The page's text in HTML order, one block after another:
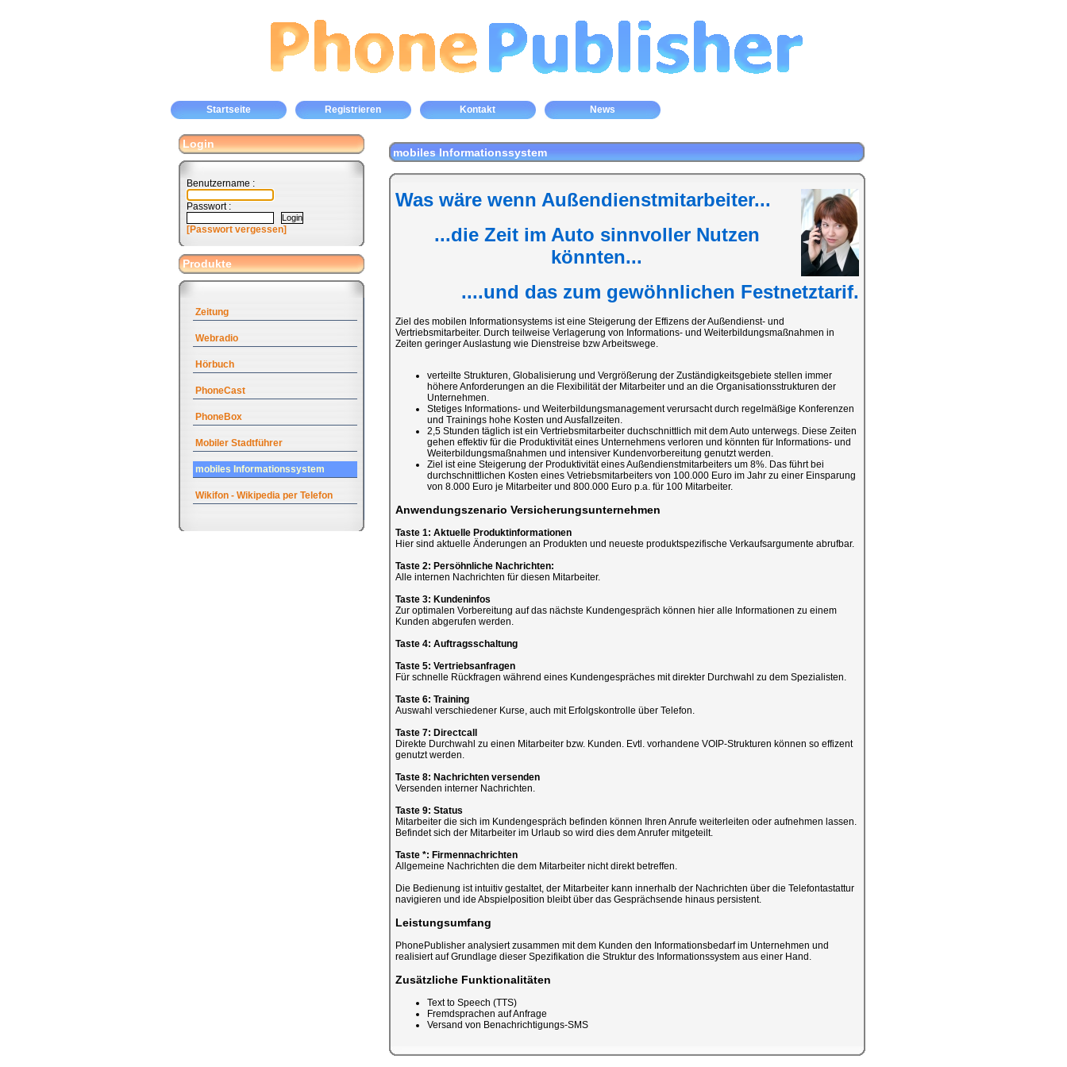
Startseite Registrieren Kontakt News
Login
Benutzername :
Passwort :
[Passwort vergessen]
Produkte
Zeitung
Webradio
Hörbuch
PhoneCast
PhoneBox
Mobiler Stadtführer
mobiles Informationssystem
Wikifon - Wikipedia per Telefon
mobiles Informationssystem
Was wäre wenn Außendienstmitarbeiter...
...die Zeit im Auto sinnvoller Nutzen
könnten...
....und das zum gewöhnlichen Festnetztarif.
Ziel des mobilen Informationsystems ist eine Steigerung der Effizens der Außendienst- und
Vertriebsmitarbeiter. Durch teilweise Verlagerung von Informations- und Weiterbildungsmaßnahmen in
Zeiten geringer Auslastung wie Dienstreise bzw Arbeitswege.
verteilte Strukturen, Globalisierung und Vergrößerung der Zuständigkeitsgebiete stellen immer
höhere Anforderungen an die Flexibilität der Mitarbeiter und an die Organisationsstrukturen der
Unternehmen.
Stetiges Informations- und Weiterbildungsmanagement verursacht durch regelmäßige Konferenzen
und Trainings hohe Kosten und Ausfallzeiten.
2,5 Stunden täglich ist ein Vertriebsmitarbeiter duchschnittlich mit dem Auto unterwegs. Diese Zeiten
gehen effektiv für die Produktivität eines Unternehmens verloren und könnten für Informations- und
Weiterbildungsmaßnahmen und intensiver Kundenvorbereitung genutzt werden.
Ziel ist eine Steigerung der Produktivität eines Außendienstmitarbeiters um 8%. Das führt bei
durchschnittlichen Kosten eines Vetriebsmitarbeiters von 100.000 Euro im Jahr zu einer Einsparung
von 8.000 Euro je Mitarbeiter und 800.000 Euro p.a. für 100 Mitarbeiter.
Anwendungszenario Versicherungsunternehmen
Taste 1: Aktuelle Produktinformationen
Hier sind aktuelle Änderungen an Produkten und neueste produktspezifische Verkaufsargumente abrufbar.
Taste 2: Persöhnliche Nachrichten:
Alle internen Nachrichten für diesen Mitarbeiter.
Taste 3: Kundeninfos
Zur optimalen Vorbereitung auf das nächste Kundengespräch können hier alle Informationen zu einem
Kunden abgerufen werden.
Taste 4: Auftragsschaltung
Taste 5: Vertriebsanfragen
Für schnelle Rückfragen während eines Kundengespräches mit direkter Durchwahl zu dem Spezialisten.
Taste 6: Training
Auswahl verschiedener Kurse, auch mit Erfolgskontrolle über Telefon.
Taste 7: Directcall
Direkte Durchwahl zu einen Mitarbeiter bzw. Kunden. Evtl. vorhandene VOIP-Strukturen können so effizent
genutzt werden.
Taste 8: Nachrichten versenden
Versenden interner Nachrichten.
Taste 9: Status
Mitarbeiter die sich im Kundengespräch befinden können Ihren Anrufe weiterleiten oder aufnehmen lassen.
Befindet sich der Mitarbeiter im Urlaub so wird dies dem Anrufer mitgeteilt.
Taste *: Firmennachrichten
Allgemeine Nachrichten die dem Mitarbeiter nicht direkt betreffen.
Die Bedienung ist intuitiv gestaltet, der Mitarbeiter kann innerhalb der Nachrichten über die Telefontastattur
navigieren und ide Abspielposition bleibt über das Gesprächsende hinaus persistent.
Leistungsumfang
PhonePublisher analysiert zusammen mit dem Kunden den Informationsbedarf im Unternehmen und
realisiert auf Grundlage dieser Spezifikation die Struktur des Informationssystem aus einer Hand.
Zusätzliche Funktionalitäten
Text to Speech (TTS)
Fremdsprachen auf Anfrage
Versand von Benachrichtigungs-SMS